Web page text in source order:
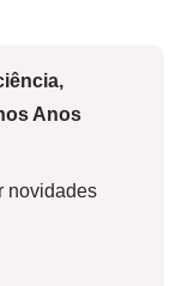
Anos
novidades